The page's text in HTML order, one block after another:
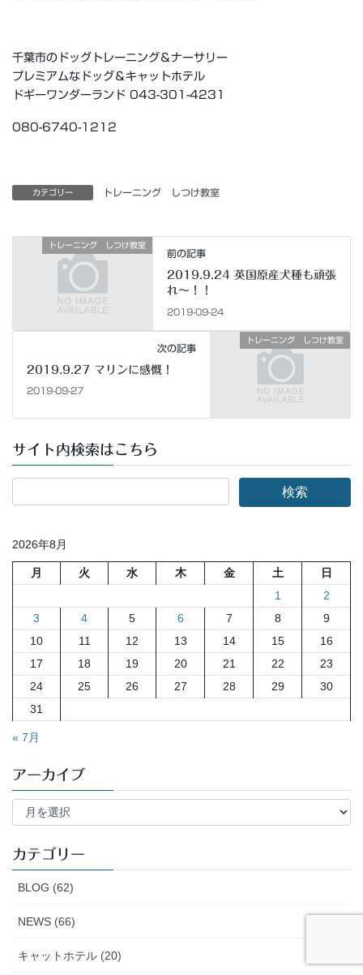
千葉市のドッグトレーニング＆ナーサリー
プレミアムなドッグ＆キャットホテル
ドギーワンダーランド 043-301-4231
080-6740-1212
カテゴリー トレーニング しつけ教室
トレーニング しつけ教室
前の記事
2019.9.24 英国原産犬種も頑張
れ～！！
2019-09-24
トレーニング しつけ教室
次の記事
2019.9.27 マリンに感慨！
2019-09-27
サイト内検索はこちら
2026年8月
月 火 水 木 金 土
日
1
2
3
4 5 6 7 8
9
10
11 12 13 14 15
16
17
18 19 20 21 22
23
24
25 26 27 28 29
30
31
« 7月
アーカイブ
ア
イ
カテゴリー
BLOG (62)
NEWS (66)
キャットホテル (20)